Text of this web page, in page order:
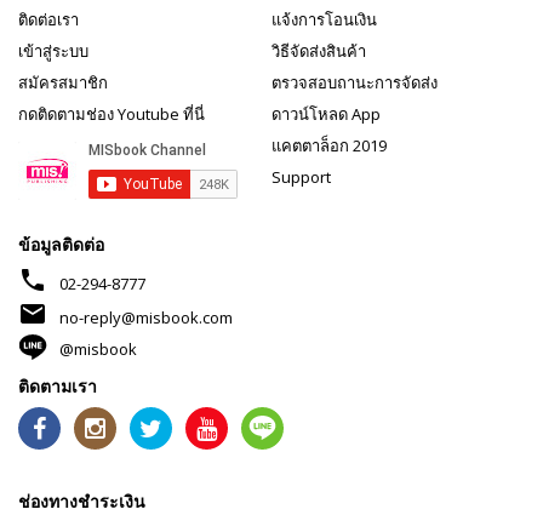
ติดต่อเรา
เข้าสู่ระบบ
สมัครสมาชิก
กดติดตามช่อง Youtube ที่นี่
แจ้งการโอนเงิน
วิธีจัดส่งสินค้า
ตรวจสอบถานะการจัดส่ง
ดาวน์โหลด App
แคตตาล็อก 2019
Support
ข้อมูลติดต่อ
phone 02-294-8777
mail
no-reply@misbook.com
@misbook
ติดตามเรา
ช่องทางชำระเงิน